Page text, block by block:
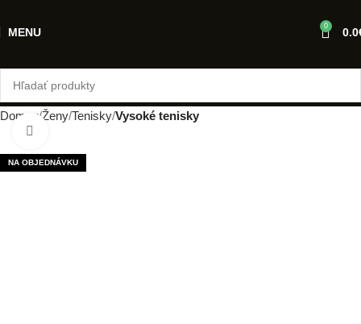
MENU 0 0.0
Domov Ženy Tenisky Vysoké tenisky
NA OBJEDNÁVKU